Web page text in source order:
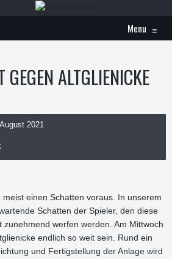
Menu ≡
ALTGLIENICKE
2021
für
gegen
einen Schatten voraus. In unserem
Schatten der Spieler, den diese
zunehmend werfen werden. Am Mittwoch
endlich so weit sein. Rund ein
und Fertigstellung der Anlage wird